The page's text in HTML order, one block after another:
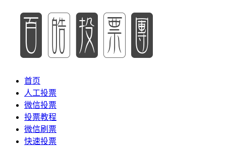
首页
人工投票
微信投票
投票教程
微信刷票
快速投票